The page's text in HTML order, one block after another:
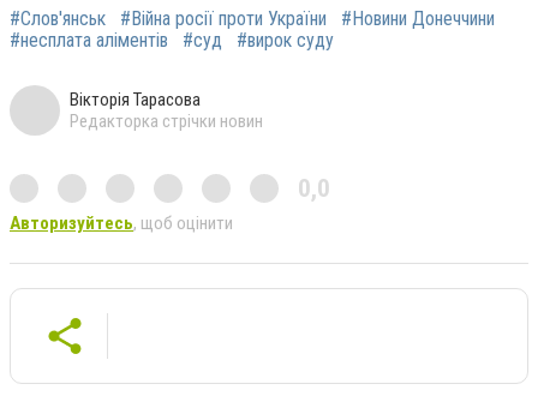
#Слов'янськ #Війна росії проти України
#Новини Донеччини
#несплата аліментів
#суд #вирок суду
Вікторія Тарасова
Редакторка стрічки новин
0,0
Авторизуйтесь, щоб оцінити